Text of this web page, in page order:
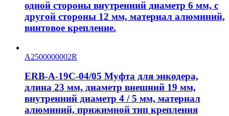
одной стороны внутренний диаметр 6 мм, с
другой стороны 12 мм, материал алюминий,
винтовое крепление.
A2500000002R
ERB-A-19C-04/05 Муфта для энкодера,
длина 23 мм, диаметр внешний 19 мм,
внутренний диаметр 4 / 5 мм, материал
алюминий, прижимной тип крепления